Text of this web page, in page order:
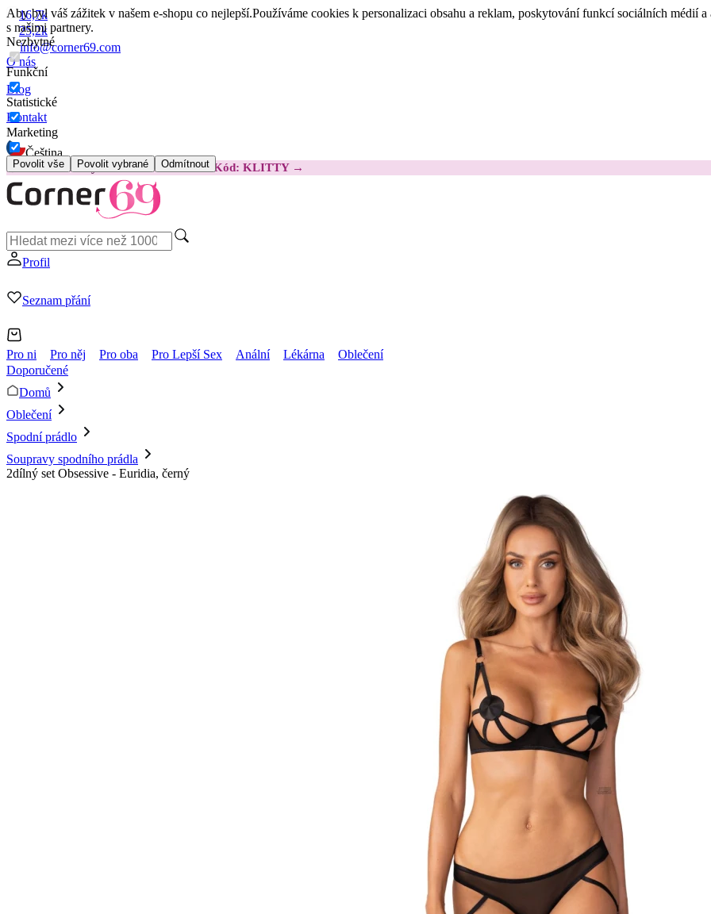
Aby byl váš zážitek v našem e-shopu co nejlepší.Používáme cookies k personalizaci obsahu a reklam, poskytování funkcí sociálních médií
s našimi partnery.
Nezbytné
Funkční
Statistické
Marketing
Povolit vše Povolit vybrané Odmítnout
16,7k
25,2k
info@corner69.com
O nás
Blog
Kontakt
Čeština
😽Svakom Klitty: O 380 Kč LEVNĚJI Kód: KLITTY →
Profil
Seznam přání
Pro ni Pro něj Pro oba Pro Lepší Sex Anální Lékárna
Oblečení
Doporučené
Domů
Oblečení
Spodní prádlo
Soupravy spodního prádla
2dílný set Obsessive - Euridia, černý